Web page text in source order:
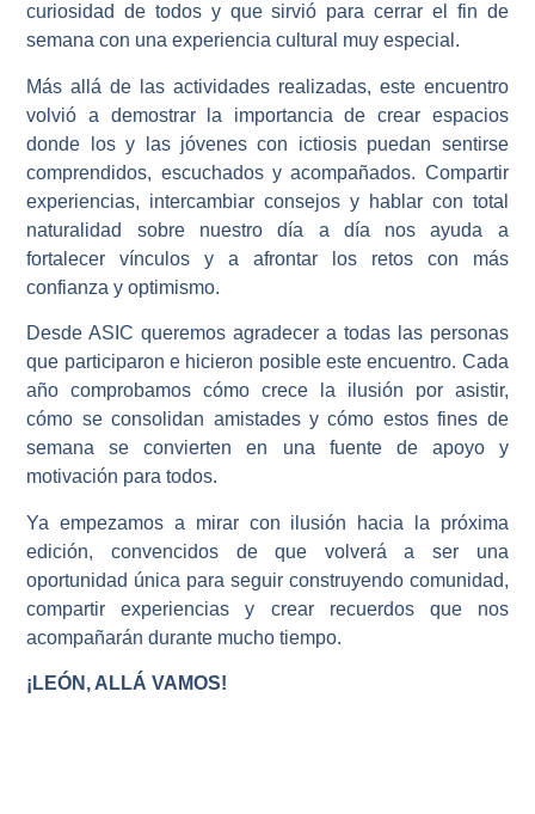
curiosidad de todos y que sirvió para cerrar el fin de
semana con una experiencia cultural muy especial.
Más allá de las actividades realizadas, este encuentro
volvió a demostrar la importancia de crear espacios
donde los y las jóvenes con ictiosis puedan sentirse
comprendidos, escuchados y acompañados. Compartir
experiencias, intercambiar consejos y hablar con total
naturalidad sobre nuestro día a día nos ayuda a
fortalecer vínculos y a afrontar los retos con más
confianza y optimismo.
Desde ASIC queremos agradecer a todas las personas
que participaron e hicieron posible este encuentro. Cada
año comprobamos cómo crece la ilusión por asistir,
cómo se consolidan amistades y cómo estos fines de
semana se convierten en una fuente de apoyo y
motivación para todos.
Ya empezamos a mirar con ilusión hacia la próxima
edición, convencidos de que volverá a ser una
oportunidad única para seguir construyendo comunidad,
compartir experiencias y crear recuerdos que nos
acompañarán durante mucho tiempo.
¡LEÓN, ALLÁ VAMOS!